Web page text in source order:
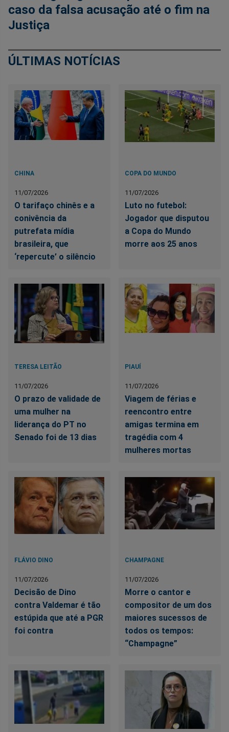
caso da falsa acusação até o fim na
Justiça
ÚLTIMAS NOTÍCIAS
CHINA
11/07/2026
O tarifaço chinês e a
conivência da
putrefata mídia
brasileira, que
‘repercute’ o silêncio
COPA DO MUNDO
11/07/2026
Luto no futebol:
Jogador que disputou
a Copa do Mundo
morre aos 25 anos
TERESA LEITÃO
11/07/2026
O prazo de validade de
uma mulher na
liderança do PT no
Senado foi de 13 dias
PIAUÍ
11/07/2026
Viagem de férias e
reencontro entre
amigas termina em
tragédia com 4
mulheres mortas
FLÁVIO DINO
11/07/2026
Decisão de Dino
contra Valdemar é tão
estúpida que até a PGR
foi contra
CHAMPAGNE
11/07/2026
Morre o cantor e
compositor de um dos
maiores sucessos de
todos os tempos:
“Champagne”